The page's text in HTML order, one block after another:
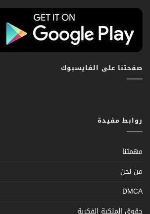
صفحتنا على الفايسبوك
روابط مفيدة
مهمتنا
من نحن
DMCA